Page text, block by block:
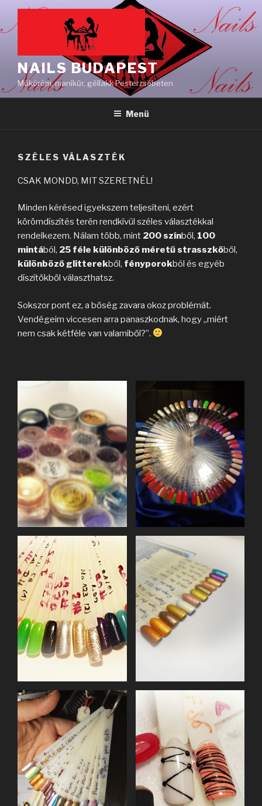
Tartalomhoz
NAILS BUDAPEST
Műköröm, manikűr, géllakk Pesterzsébeten
Menü
SZÉLES VÁLASZTÉK
CSAK MONDD, MIT SZERETNÉL!
Minden kérésed igyekszem teljesíteni, ezért
körömdíszítés terén rendkívül széles választékkal
rendelkezem. Nálam több, mint 200 színből, 100
mintából, 25 féle különböző méretű strasszkőből,
különböző glitterekből, fényporokból és egyéb
díszítőkből választhatsz.
Sokszor pont ez, a bőség zavara okoz problémát.
Vendégeim viccesen arra panaszkodnak, hogy „miért
nem csak kétféle van valamiből?”.